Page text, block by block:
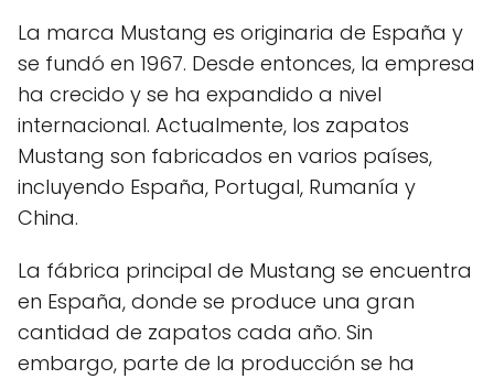
La marca Mustang es originaria de España y
se fundó en 1967. Desde entonces, la empresa
ha crecido y se ha expandido a nivel
internacional. Actualmente, los zapatos
Mustang son fabricados en varios países,
incluyendo España, Portugal, Rumanía y
China.
La fábrica principal de Mustang se encuentra
en España, donde se produce una gran
cantidad de zapatos cada año. Sin
embargo, parte de la producción se ha